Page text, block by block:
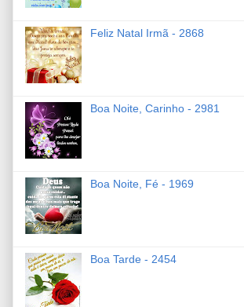
Feliz Natal Irmã - 2868
Boa Noite, Carinho - 2981
Boa Noite, Fé - 1969
Boa Tarde - 2454